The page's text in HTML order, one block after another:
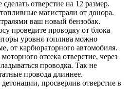
сделать отверстие на 12 размер.
магистрали от донора.
ваш новый бензобак.
проведите проводку от блока
уровня топлива можно
от карбюраторного автомобиля.
отсека отверстие, через
проводка. Так не
провода длиннее.
просверлив отверстие в